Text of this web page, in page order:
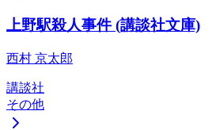
上野駅殺人事件 (講談社文庫)
西村 京太郎
講談社
その他